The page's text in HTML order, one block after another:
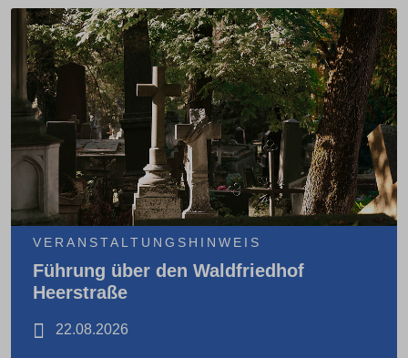
VERANSTALTUNGSHINWEIS
Führung über den Waldfriedhof
Heerstraße
22.08.2026